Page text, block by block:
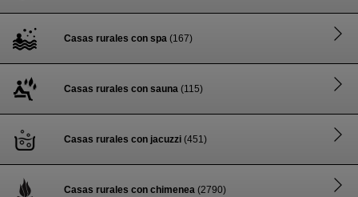
Casas rurales con spa (167)
Casas rurales con sauna (115)
Casas rurales con jacuzzi (451)
Casas rurales con chimenea (2790)